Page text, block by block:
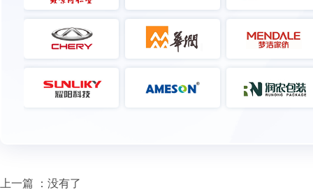
上一篇 ：没有了